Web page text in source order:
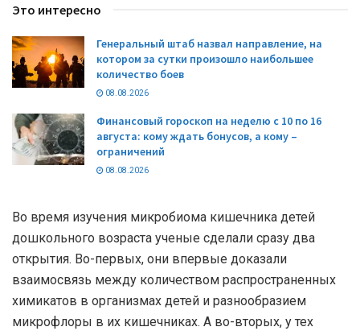
Это интересно
Генеральный штаб назвал направление, на
котором за сутки произошло наибольшее
количество боев
08.08.2026
Финансовый гороскоп на неделю с 10 по 16
августа: кому ждать бонусов, а кому –
ограничений
08.08.2026
Во время изучения микробиома кишечника детей
дошкольного возраста ученые сделали сразу два
открытия. Во-первых, они впервые доказали
взаимосвязь между количеством распространенных
химикатов в организмах детей и разнообразием
микрофлоры в их кишечниках. А во-вторых, у тех